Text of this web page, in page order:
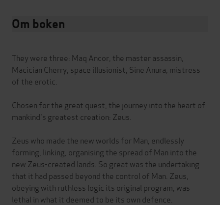
Om boken
They were three: Maq Ancor, the master assassin,
Macician Cherry, space illusionist, Sine Anura, mistress
of the erotic.
Chosen for the great quest, the journey into the heart of
mankind's greatest creation: Zeus.
Zeus who made the new worlds for Man, endlessly
forming, linking, organising the spread of Man into the
new Zeus-created lands. So great was the undertaking
that it had passed beyond the control of Man. Zeus,
obeying with ruthless logic its original program, was
lethal in what it deemed to be its own defence.